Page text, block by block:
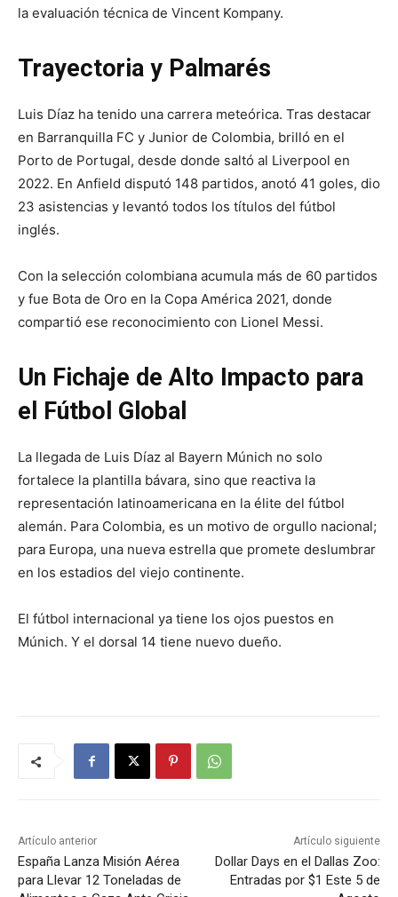
la evaluación técnica de Vincent Kompany.
Trayectoria y Palmarés
Luis Díaz ha tenido una carrera meteórica. Tras destacar
en Barranquilla FC y Junior de Colombia, brilló en el
Porto de Portugal, desde donde saltó al Liverpool en
2022. En Anfield disputó 148 partidos, anotó 41 goles, dio
23 asistencias y levantó todos los títulos del fútbol
inglés.
Con la selección colombiana acumula más de 60 partidos
y fue Bota de Oro en la Copa América 2021, donde
compartió ese reconocimiento con Lionel Messi.
Un Fichaje de Alto Impacto para
el Fútbol Global
La llegada de Luis Díaz al Bayern Múnich no solo
fortalece la plantilla bávara, sino que reactiva la
representación latinoamericana en la élite del fútbol
alemán. Para Colombia, es un motivo de orgullo nacional;
para Europa, una nueva estrella que promete deslumbrar
en los estadios del viejo continente.
El fútbol internacional ya tiene los ojos puestos en
Múnich. Y el dorsal 14 tiene nuevo dueño.
Artículo anterior
España Lanza Misión Aérea
para Llevar 12 Toneladas de
Artículo siguiente
Dollar Days en el Dallas Zoo:
Entradas por $1 Este 5 de